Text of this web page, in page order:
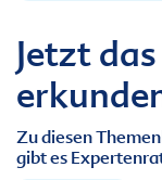
Jetzt
Zu diesen
gibt es